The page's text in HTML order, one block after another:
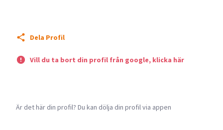
Dela Profil
Vill du ta bort din profil från google, klicka här
Är det här din profil? Du kan dölja din profil via appen